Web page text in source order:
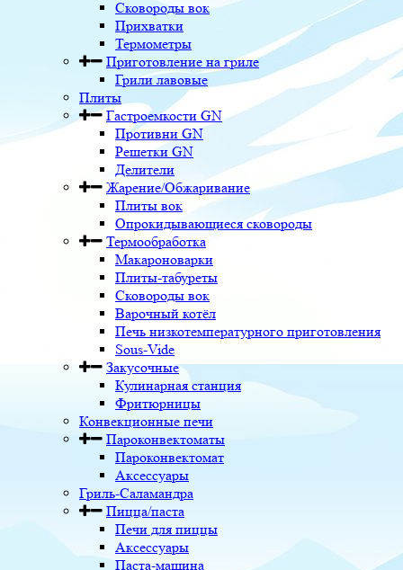
Сковороды вок
Прихватки
Термометры
Приготовление на гриле
Грили лавовые
Плиты
Гастроемкости GN
Противни GN
Решетки GN
Делители
Жарение/Обжаривание
Плиты вок
Опрокидывающиеся сковороды
Термообработка
Макароноварки
Плиты-табуреты
Сковороды вок
Варочный котёл
Печь низкотемпературного приготовления
Sous-Vide
Закусочные
Кулинарная станция
Фритюрницы
Конвекционные печи
Пароконвектоматы
Пароконвектомат
Аксессуары
Гриль-Саламандра
Пицца/паста
Печи для пиццы
Аксессуары
Паста-машина